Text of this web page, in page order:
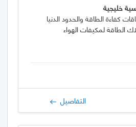
خليجية
كفاءة الطاقة والحدود الدنيا
الطاقة لمكيفات الهواء
التفاصيل